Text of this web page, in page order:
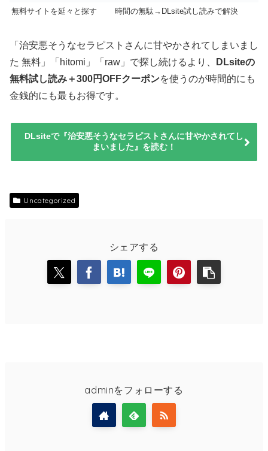
無料サイトを延々と探す
時間の無駄→DLsite試し読みで解決
「治安悪そうなセラピストさんに甘やかされてしまいまし
た 無料」「hitomi」「raw」で探し続けるより、
DLsiteの
無料試し読み＋300円OFFクーポンを使うのが時間的にも
金銭的にも最もお得です。
DLsiteで『治安悪そうなセラピストさんに甘やかされてし
まいました』を読む！
Uncategorized
シェアする
adminをフォローする